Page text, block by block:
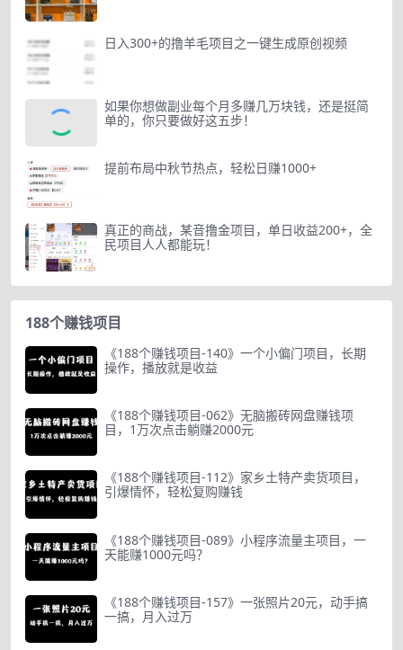
日入300+的撸羊毛项目之一键生成原创视频
如果你想做副业每个月多赚几万块钱，还是挺简
单的，你只要做好这五步！
提前布局中秋节热点，轻松日赚1000+
真正的商战，某音撸金项目，单日收益200+，全
民项目人人都能玩！
188个赚钱项目
《188个赚钱项目-140》一个小偏门项目，长期
操作，播放就是收益
《188个赚钱项目-062》无脑搬砖网盘赚钱项
目，1万次点击躺赚2000元
《188个赚钱项目-112》家乡土特产卖货项目，
引爆情怀，轻松复购赚钱
《188个赚钱项目-089》小程序流量主项目，一
天能赚1000元吗？
《188个赚钱项目-157》一张照片20元，动手搞
一搞，月入过万